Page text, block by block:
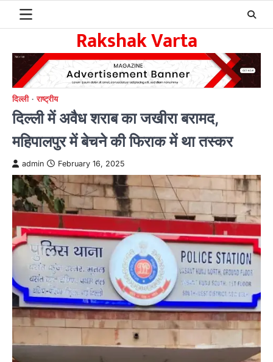
Rakshak Varta
दिल्ली राष्ट्रीय
दिल्ली में अवैध शराब का जखीरा बरामद,
महिपालपुर में बेचने की फिराक में था तस्कर
admin February 16, 2025